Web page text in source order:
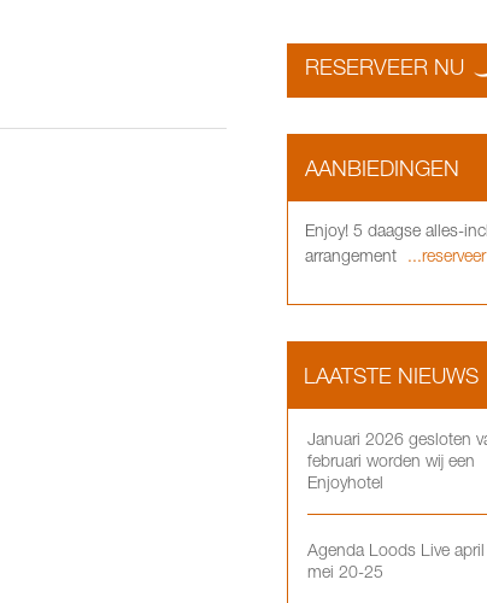
RESERVEER NU
AANBIEDINGEN
Enjoy! 5 daagse alles-
arrangement
LAATSTE NIEUWS
Januari 2026 gesloten
februari worden wij een
Enjoyhotel
Agenda Loods Live april
mei 20-25